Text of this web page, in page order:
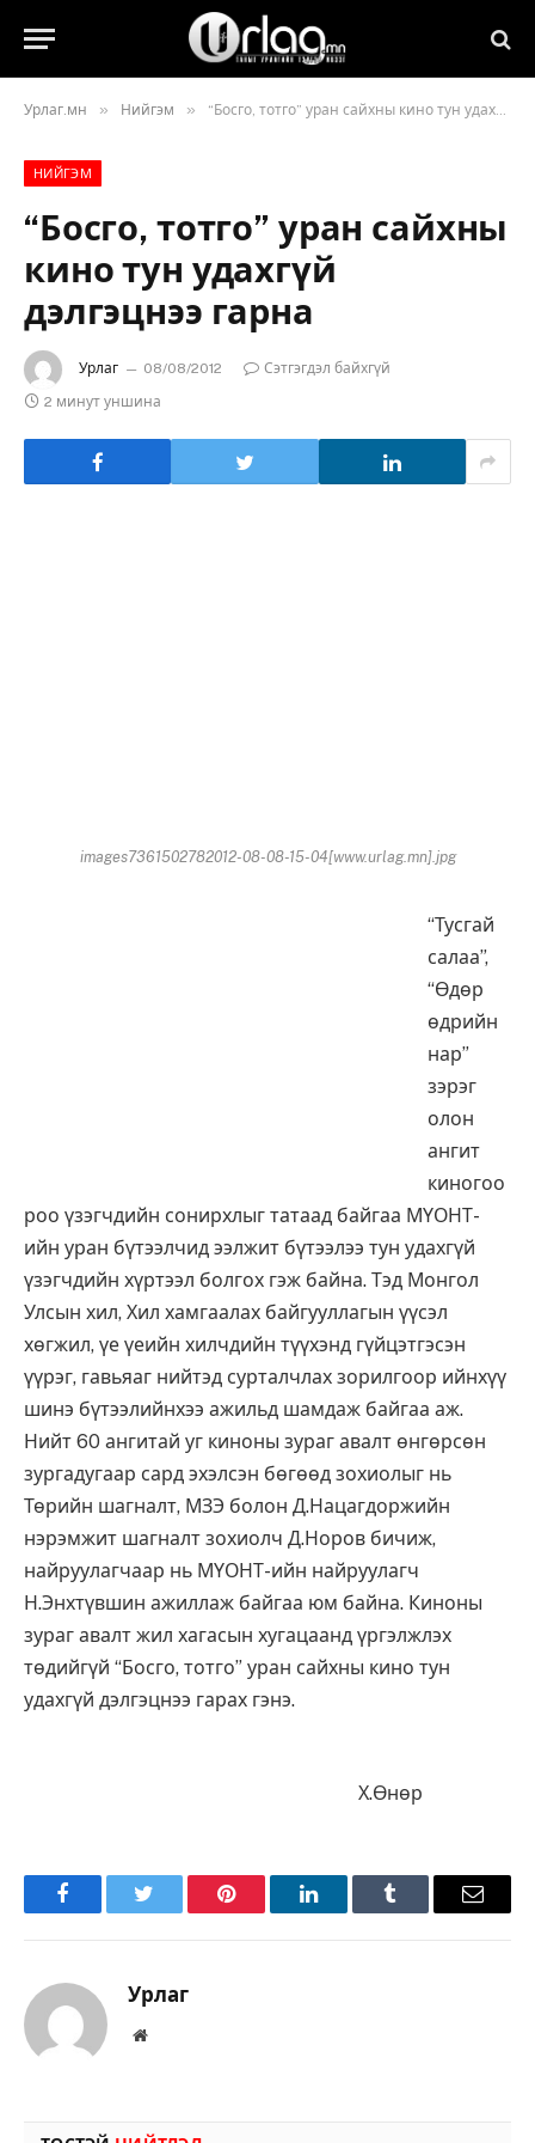
Урлаг.мн » Нийгэм » “Босго, тотго” уран сайхны кино тун удахгүй дэлгэцнээ гарна
НИЙГЭМ
“Босго, тотго” уран сайхны
кино тун удахгүй
дэлгэцнээ гарна
Урлаг 08/08/2012
Сэтгэгдэл байхгүй
2 минут уншина
images7361502782012-08-08-15-04[www.urlag.mn].jpg
“Тусгай
салаа”,
“Өдөр
өдрийн
нар”
зэрэг
олон
ангит
киногоо
роо үзэгчдийн сонирхлыг татаад байгаа МҮОНТ-
ийн уран бүтээлчид ээлжит бүтээлээ тун удахгүй
үзэгчдийн хүртээл болгох гэж байна. Тэд Монгол
Улсын хил, Хил хамгаалах байгууллагын үүсэл
хөгжил, үе үеийн хилчдийн түүхэнд гүйцэтгэсэн
үүрэг, гавьяаг нийтэд сурталчлах зорилгоор ийнхүү
шинэ бүтээлийнхээ ажильд шамдаж байгаа аж.
Нийт 60 ангитай уг киноны зураг авалт өнгөрсөн
зургадугаар сард эхэлсэн бөгөөд зохиолыг нь
Төрийн шагналт, МЗЭ болон Д.Нацагдоржийн
нэрэмжит шагналт зохиолч Д.Норов бичиж,
найруулагчаар нь МҮОНТ-ийн найруулагч
Н.Энхтүвшин ажиллаж байгаа юм байна. Киноны
зураг авалт жил хагасын хугацаанд үргэлжлэх
төдийгүй “Босго, тотго” уран сайхны кино тун
удахгүй дэлгэцнээ гарах гэнэ.
Х.Өнөр
FacebookTwitter Pinterest LinkedInTumblr Имэйл
Урлаг
Вэбсайт